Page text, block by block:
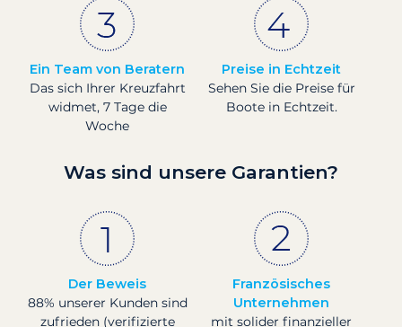
Ein Team von Beratern
Das sich Ihrer Kreuzfahrt
widmet, 7 Tage die
Woche
Preise in Echtzeit
Sehen Sie die Preise für
Boote in Echtzeit.
Was sind unsere Garantien?
Der Beweis
88% unserer Kunden sind
zufrieden (verifizierte
Französisches
Unternehmen
mit solider finanzieller